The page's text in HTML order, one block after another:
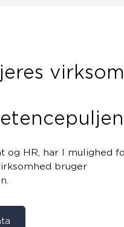
og HR, har I mulighed
bruger